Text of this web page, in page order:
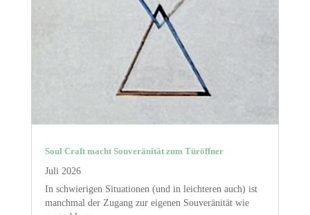
Soul Craft macht Souveränität zum Türöffner
Juli 2026
In schwierigen Situationen (und in leichteren auch) ist
manchmal der Zugang zur eigenen Souveränität wie